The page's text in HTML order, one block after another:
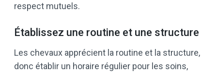
respect mutuels.
Établissez une routine et une structure
Les chevaux apprécient la routine et la structure,
donc établir un horaire régulier pour les soins,